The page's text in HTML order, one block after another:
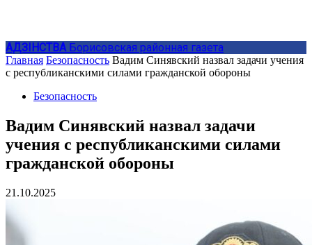
АДЗIНСТВА Борисовская районная газета
Главная Безопасность Вадим Синявский назвал задачи учения
с республиканскими силами гражданской обороны
Безопасность
Вадим Синявский назвал задачи
учения с республиканскими силами
гражданской обороны
21.10.2025